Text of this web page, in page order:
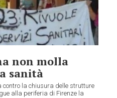
non molla
sanità
la chiusura delle strutture
alla periferia di Firenze la